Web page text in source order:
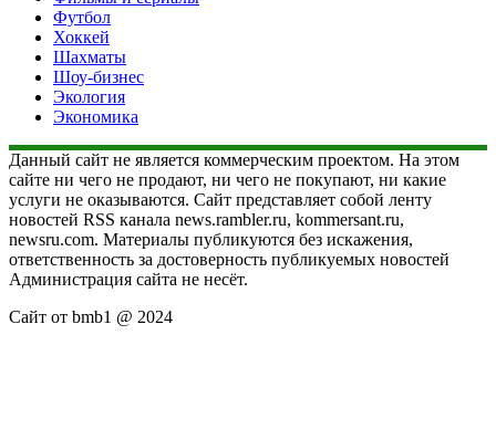
Футбол
Хоккей
Шахматы
Шоу-бизнес
Экология
Экономика
Данный сайт не является коммерческим проектом. На этом
сайте ни чего не продают, ни чего не покупают, ни какие
услуги не оказываются. Сайт представляет собой ленту
новостей RSS канала news.rambler.ru, kommersant.ru,
newsru.com. Материалы публикуются без искажения,
ответственность за достоверность публикуемых новостей
Администрация сайта не несёт.
Сайт от bmb1 @ 2024